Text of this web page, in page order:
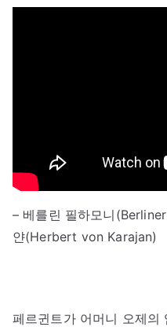
– 베를린 필하모니
얀(Herbert von Karajan)
페르귄트가 어머니 오제의